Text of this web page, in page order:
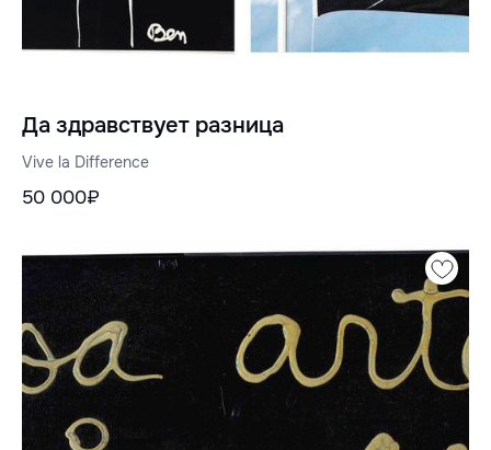
Да здравствует разница
Vive la Difference
50 000₽